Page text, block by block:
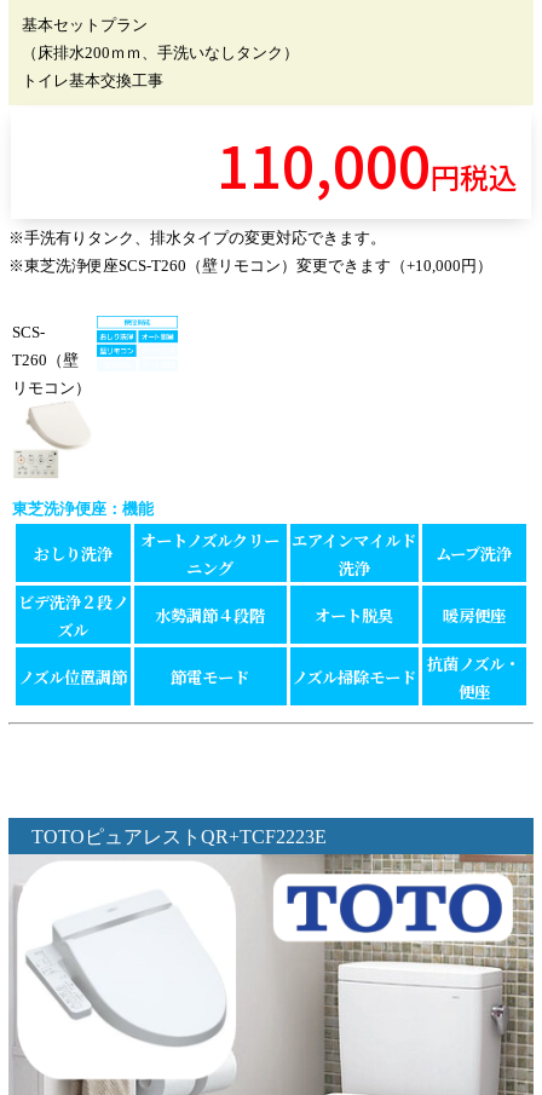
基本セットプラン
（床排水200ｍｍ、手洗いなしタンク）
トイレ基本交換工事
110,000円税込
※手洗有りタンク、排水タイプの変更対応できます。
※東芝洗浄便座SCS-T260（壁リモコン）変更できます（+10,000円）
SCS-
T260（壁
リモコン）
東芝洗浄便座： 機能
おしり洗浄
オートノズルクリー
ニング
エアインマイルド
洗浄
ムーブ洗浄
ビデ洗浄２段ノ
ズル
水勢調節４段階 オート脱臭 暖房便座
ノズル位置調節 節電モード ノズル掃除モード
抗菌ノズル・
便座
TOTOピュアレストQR+TCF2223E